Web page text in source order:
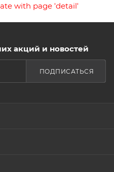
with page 'detail'
акций и новостей
ПОДПИСАТЬСЯ